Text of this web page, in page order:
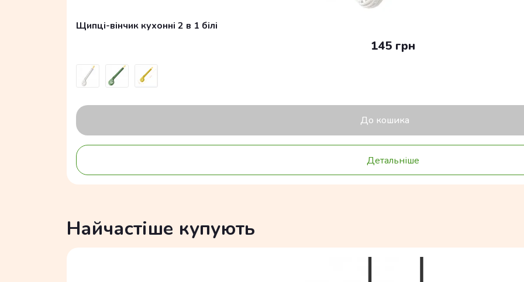
Щипці-вінчик кухонні 2 в 1 білі
145 грн
До кошика
Детальніше
Найчастіше купують